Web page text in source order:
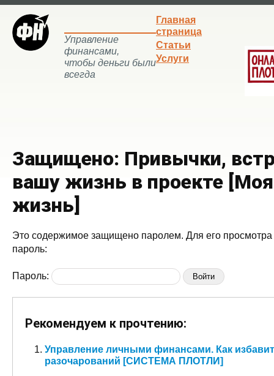
Управление
финансами,
чтобы деньги были
всегда
Главная
страница
Статьи
Услуги
Защищено: Привычки,
вашу жизнь в проекте
жизнь]
Это содержимое защищено паролем. Для его просмотра
пароль:
Пароль:
Рекомендуем к прочтению:
Управление личными финансами. Как
разочарований [СИСТЕМА ПЛОТЛИ]